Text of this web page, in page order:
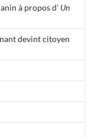
à propos d’ Un
devint citoyen